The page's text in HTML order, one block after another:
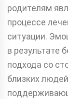
родителям
процессе
ситуации.
в результате
подхода со
близких